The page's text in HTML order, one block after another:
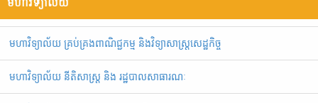
មហាវិទ្យាល័យ គ្រប់គ្រងពាណិជ្ជកម្ម និងវិទ្យាសាស្រ្តសេដ្ឋកិច្ច
មហាវិទ្យាល័យ នីតិសាស្រ្ត និង រដ្ឋបាលសាធារណៈ